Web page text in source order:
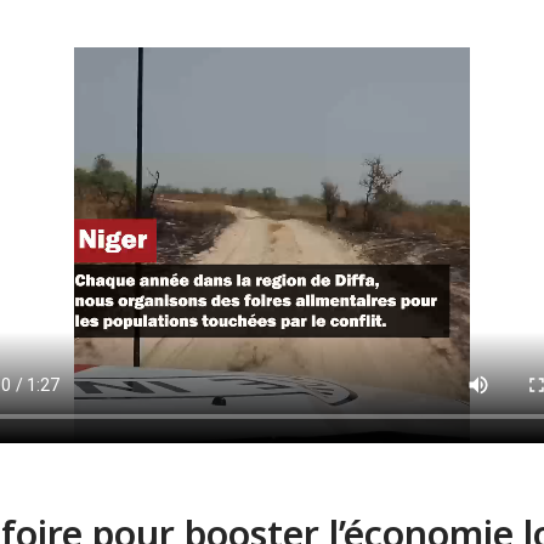
pour booster l’économie